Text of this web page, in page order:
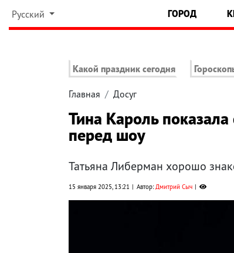
Русский ГОРОД
Какой праздник сегодня
Главная Досуг
Тина Кароль
перед шоу
Татьяна Либерман хорошо
15 января 2025, 13:21 Автор:Дмитрий Сыч